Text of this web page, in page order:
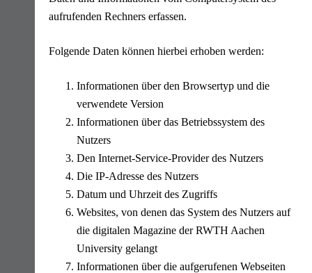
aufrufenden Rechners erfassen.
Folgende Daten können hierbei erhoben werden:
Informationen über den Browsertyp und die
verwendete Version
Informationen über das Betriebssystem des
Nutzers
Den Internet-Service-Provider des Nutzers
Die IP-Adresse des Nutzers
Datum und Uhrzeit des Zugriffs
Websites, von denen das System des Nutzers auf
die digitalen Magazine der RWTH Aachen
University gelangt
Informationen über die aufgerufenen Webseiten